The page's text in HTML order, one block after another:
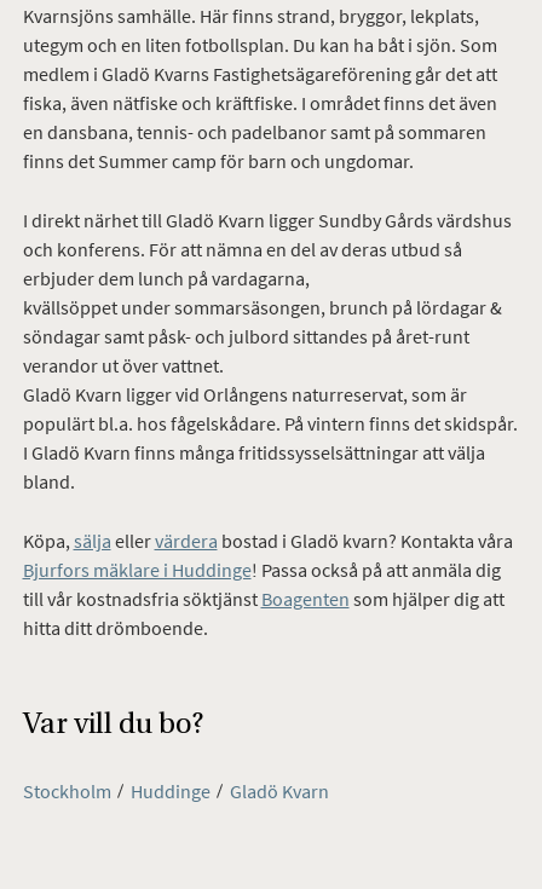
Kvarnsjöns samhälle. Här finns strand, bryggor, lekplats,
utegym och en liten fotbollsplan. Du kan ha båt i sjön. Som
medlem i Gladö Kvarns Fastighetsägareförening går det att
fiska, även nätfiske och kräftfiske. I området finns det även
en dansbana, tennis- och padelbanor samt på sommaren
finns det Summer camp för barn och ungdomar.
I direkt närhet till Gladö Kvarn ligger Sundby Gårds värdshus
och konferens. För att nämna en del av deras utbud så
erbjuder dem lunch på vardagarna,
kvällsöppet under sommarsäsongen, brunch på lördagar &
söndagar samt påsk- och julbord sittandes på året-runt
verandor ut över vattnet.
Gladö Kvarn ligger vid Orlångens naturreservat, som är
populärt bl.a. hos fågelskådare. På vintern finns det skidspår.
I Gladö Kvarn finns många fritidssysselsättningar att välja
bland.
Köpa, sälja ellervärdera bostad i Gladö kvarn? Kontakta våra
Bjurfors mäklare i Huddinge! Passa också på att anmäla dig
till vår kostnadsfria söktjänst Boagenten som hjälper dig att
hitta ditt drömboende.
Var vill du bo?
Stockholm Huddinge Gladö Kvarn